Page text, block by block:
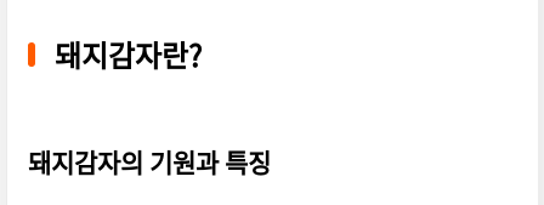
돼지감자란?
돼지감자의 기원과 특징